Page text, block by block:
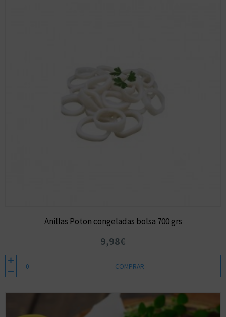
Anillas Poton congeladas bolsa 700 grs
9,98€
COMPRAR